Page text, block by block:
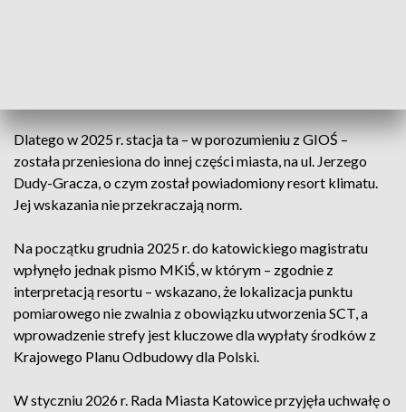
Dlatego w 2025 r. stacja ta – w porozumieniu z GIOŚ –
została przeniesiona do innej części miasta, na ul. Jerzego
Dudy-Gracza, o czym został powiadomiony resort klimatu.
Jej wskazania nie przekraczają norm.
Na początku grudnia 2025 r. do katowickiego magistratu
wpłynęło jednak pismo MKiŚ, w którym – zgodnie z
interpretacją resortu – wskazano, że lokalizacja punktu
pomiarowego nie zwalnia z obowiązku utworzenia SCT, a
wprowadzenie strefy jest kluczowe dla wypłaty środków z
Krajowego Planu Odbudowy dla Polski.
W styczniu 2026 r. Rada Miasta Katowice przyjęła uchwałę o